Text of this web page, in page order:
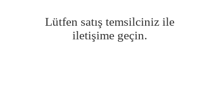
Lütfen satış temsilciniz ile
iletişime geçin.